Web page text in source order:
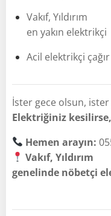
Vakıf, Yıldırım
en yakın elektrikçi
Acil elektrikçi çağır
İster gece olsun,
Elektriğiniz
Hemen arayın:
Vakıf, Yıldırım
genelinde nöbetçi